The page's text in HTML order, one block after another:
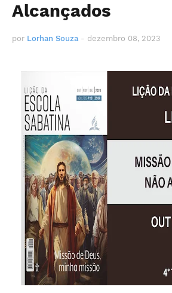
Alcançados
por Lorhan Souza - dezembro 08, 2023